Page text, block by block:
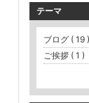
テーマ
ブログ ( 19 )
ご挨拶 ( 1 )